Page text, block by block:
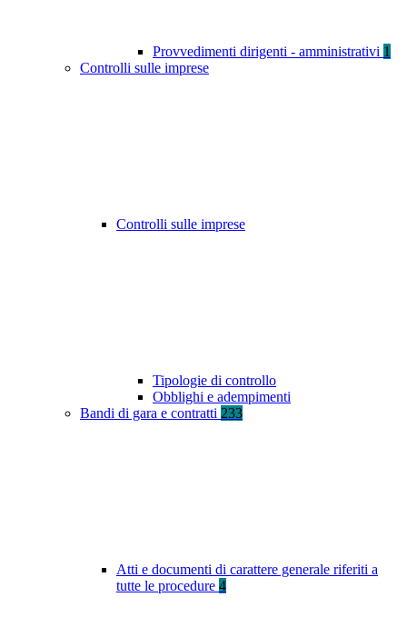
Provvedimenti dirigenti - amministrativi 1
Controlli sulle imprese
Controlli sulle imprese
Tipologie di controllo
Obblighi e adempimenti
Bandi di gara e contratti 233
Atti e documenti di carattere generale riferiti a
tutte le procedure 4